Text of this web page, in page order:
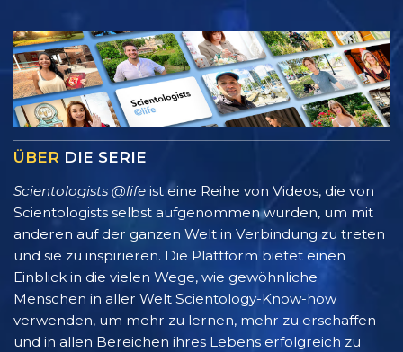
ÜBER DIE SERIE
Scientologists @life ist eine Reihe von Videos, die von
Scientologists selbst aufgenommen wurden, um mit
anderen auf der ganzen Welt in Verbindung zu treten
und sie zu inspirieren. Die Plattform bietet einen
Einblick in die vielen Wege, wie gewöhnliche
Menschen in aller Welt Scientology-Know-how
verwenden, um mehr zu lernen, mehr zu erschaffen
und in allen Bereichen ihres Lebens erfolgreich zu